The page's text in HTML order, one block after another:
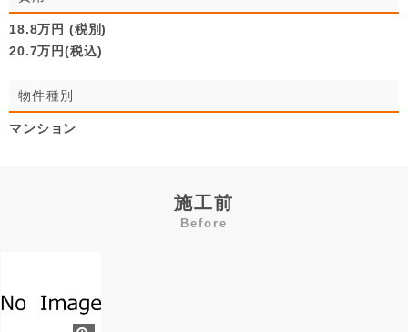
18.8万円 (税別)
20.7万円(税込)
物件種別
マンション
施工前
Before